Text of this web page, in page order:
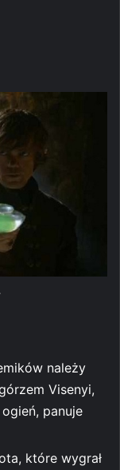
należy
Visenyi,
panuje
które wygrał